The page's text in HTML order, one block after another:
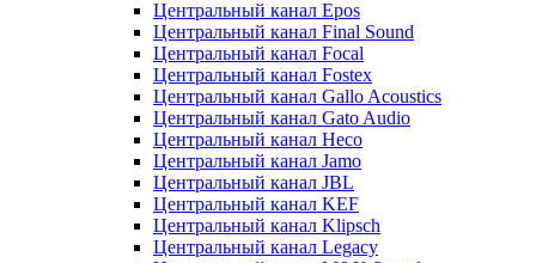
Центральный канал Epos
Центральный канал Final Sound
Центральный канал Focal
Центральный канал Fostex
Центральный канал Gallo Acoustics
Центральный канал Gato Audio
Центральный канал Heco
Центральный канал Jamo
Центральный канал JBL
Центральный канал KEF
Центральный канал Klipsch
Центральный канал Legacy